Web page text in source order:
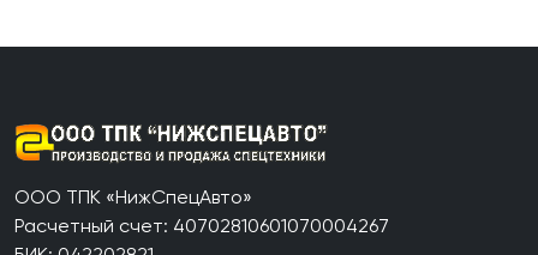
ООО ТПК «НижСпецАвто»
Расчетный счет: 40702810601070004267